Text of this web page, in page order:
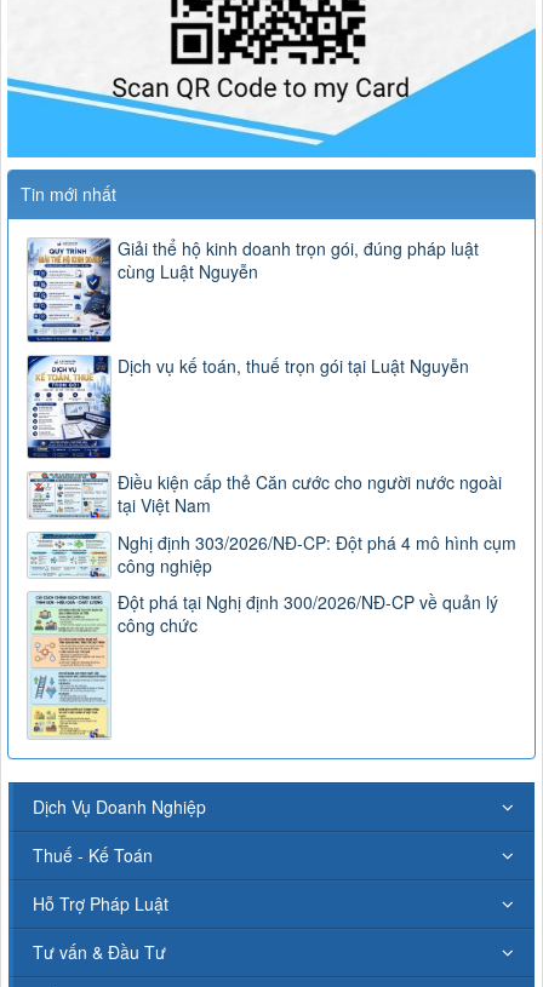
Tin mới nhất
Giải thể hộ kinh doanh trọn gói, đúng pháp luật
cùng Luật Nguyễn
Dịch vụ kế toán, thuế trọn gói tại Luật Nguyễn
Điều kiện cấp thẻ Căn cước cho người nước ngoài
tại Việt Nam
Nghị định 303/2026/NĐ-CP: Đột phá 4 mô hình cụm
công nghiệp
Đột phá tại Nghị định 300/2026/NĐ-CP về quản lý
công chức
Dịch Vụ Doanh Nghiệp
Thuế - Kế Toán
Hỗ Trợ Pháp Luật
Tư vấn & Đầu Tư